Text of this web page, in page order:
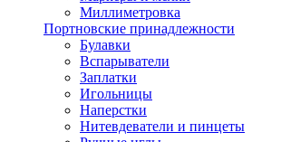
Миллиметровка
Портновские принадлежности
Булавки
Вспарыватели
Заплатки
Игольницы
Наперстки
Нитевдеватели и пинцеты